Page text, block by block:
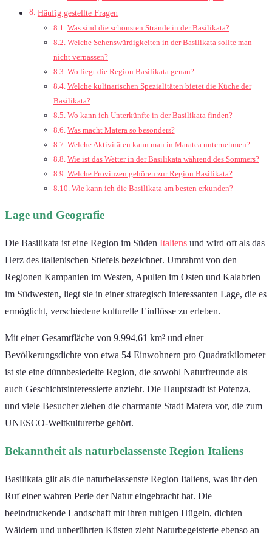
Häufig gestellte Fragen
Was sind die schönsten Strände in der Basilikata?
Welche Sehenswürdigkeiten in der Basilikata sollte man
nicht verpassen?
Wo liegt die Region Basilikata genau?
Welche kulinarischen Spezialitäten bietet die Küche der
Basilikata?
Wo kann ich Unterkünfte in der Basilikata finden?
Was macht Matera so besonders?
Welche Aktivitäten kann man in Maratea unternehmen?
Wie ist das Wetter in der Basilikata während des Sommers?
Welche Provinzen gehören zur Region Basilikata?
Wie kann ich die Basilikata am besten erkunden?
Lage und Geografie
Die Basilikata ist eine Region im Süden Italiens und wird oft als das
Herz des italienischen Stiefels bezeichnet. Umrahmt von den
Regionen Kampanien im Westen, Apulien im Osten und Kalabrien
im Südwesten, liegt sie in einer strategisch interessanten Lage, die es
ermöglicht, verschiedene kulturelle Einflüsse zu erleben.
Mit einer Gesamtfläche von 9.994,61 km² und einer
Bevölkerungsdichte von etwa 54 Einwohnern pro Quadratkilometer
ist sie eine dünnbesiedelte Region, die sowohl Naturfreunde als
auch Geschichtsinteressierte anzieht. Die Hauptstadt ist Potenza,
und viele Besucher ziehen die charmante Stadt Matera vor, die zum
UNESCO-Weltkulturerbe gehört.
Bekanntheit als naturbelassenste Region Italiens
Basilikata gilt als die naturbelassenste Region Italiens, was ihr den
Ruf einer wahren Perle der Natur eingebracht hat. Die
beeindruckende Landschaft mit ihren ruhigen Hügeln, dichten
Wäldern und unberührten Küsten zieht Naturbegeisterte ebenso an